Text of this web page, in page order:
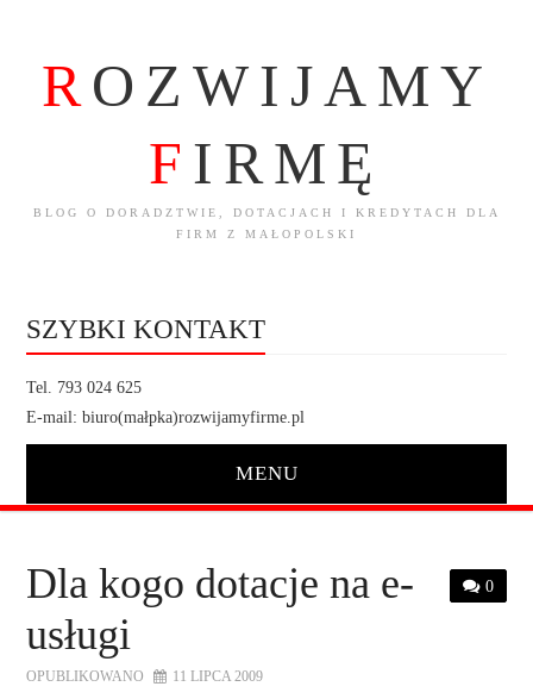
ROZWIJAMY
F IRMĘ
BLOG O DORADZTWIE, DOTACJACH I KREDYTACH DLA
FIRM Z MAŁOPOLSKI
SZYBKI KONTAKT
Tel. 793 024 625
E-mail: biuro(małpka)rozwijamyfirme.pl
MENU
O NAS
OFERTA DLA FIRM
0
Dla kogo dotacje na e-
usługi
OPUBLIKOWANO 11 LIPCA 2009